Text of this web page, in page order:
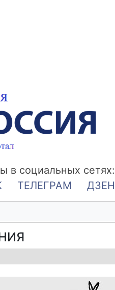
в социальных сетях:
ТЕЛЕГРАМ ДЗЕН